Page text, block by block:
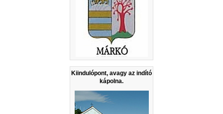
Kiindulópont, avagy az indító
kápolna.